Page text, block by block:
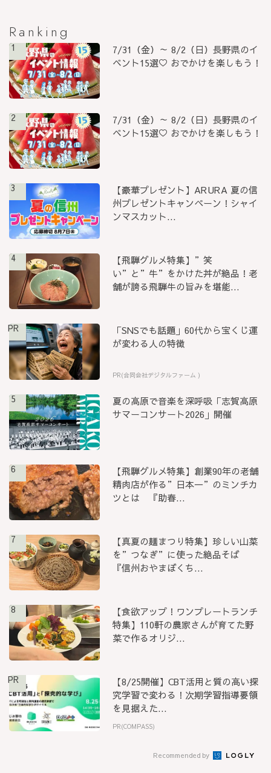
Ranking
1
7/31（金）～ 8/2（日）長野県のイ
ベント15選♡ おでかけを楽しもう！
2
7/31（金）～ 8/2（日）長野県のイ
ベント15選♡ おでかけを楽しもう！
3
【豪華プレゼント】ARURA 夏の信
州プレゼントキャンペーン！シャイ
ンマスカット...
4
【飛騨グルメ特集】”笑
い”と”牛”をかけた丼が絶品！老
舗が誇る飛騨牛の旨みを堪能...
PR
「SNSでも話題」60代から宝くじ運
が変わる人の特徴
PR(合同会社デジタルファーム )
5
夏の高原で音楽を深呼吸「志賀高原
サマーコンサート2026」開催
6
【飛騨グルメ特集】創業90年の老舗
精肉店が作る”日本一”のミンチカ
ツとは 『助春...
7
【真夏の麺まつり特集】珍しい山菜
を”つなぎ”に使った絶品そば
『信州おやまぼくち...
8
【食欲アップ！ワンプレートランチ
特集】110軒の農家さんが育てた野
菜で作るオリジ...
PR
【8/25開催】CBT活用と質の高い探
究学習で変わる！次期学習指導要領
を見据えた...
PR(COMPASS)
Recommended by